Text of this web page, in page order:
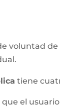
voluntad
tiene
que el